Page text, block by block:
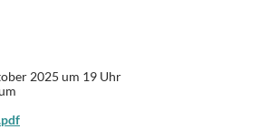
2025 um 19 Uhr